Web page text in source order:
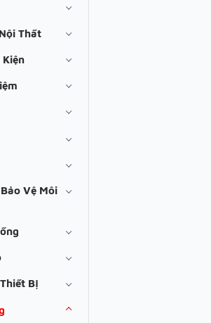
Thất
Kiện
Vệ Môi
Bị